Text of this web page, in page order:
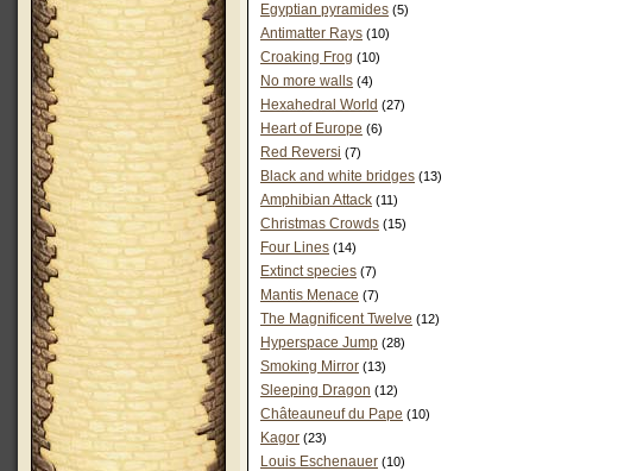
Egyptian pyramides (5)
Antimatter Rays (10)
Croaking Frog (10)
No more walls (4)
Hexahedral World (27)
Heart of Europe (6)
Red Reversi (7)
Black and white bridges (13)
Amphibian Attack (11)
Christmas Crowds (15)
Four Lines (14)
Extinct species (7)
Mantis Menace (7)
The Magnificent Twelve (12)
Hyperspace Jump (28)
Smoking Mirror (13)
Sleeping Dragon (12)
Châteauneuf du Pape (10)
Kagor (23)
Louis Eschenauer (10)